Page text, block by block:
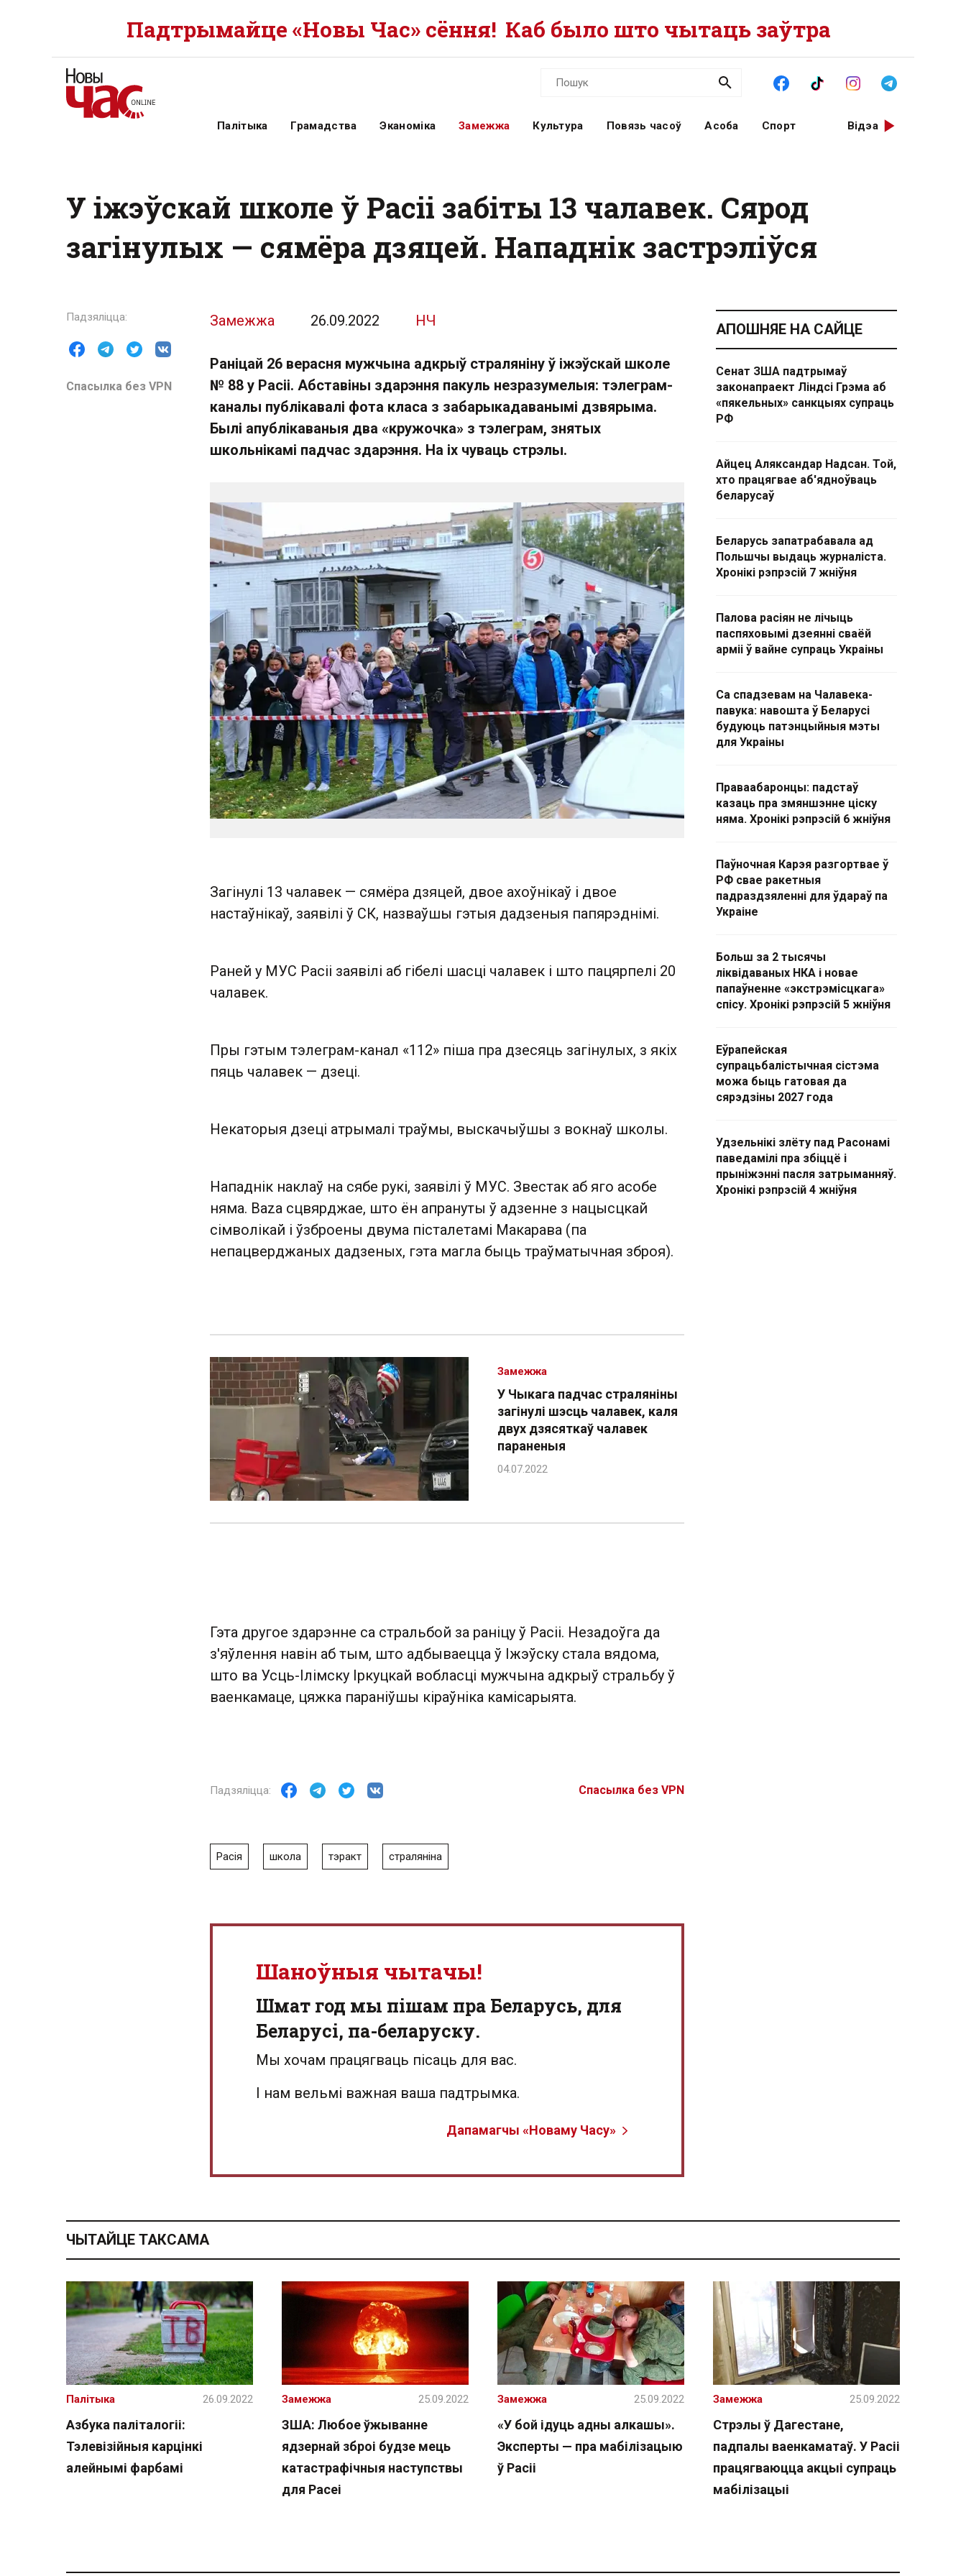
Падтрымайце «Новы Час» сёння! Каб было што чытаць заўтра
Палітыка Грамадства Эканоміка Замежжа Культура Повязь часоў Асоба Спорт Відэа
У іжэўскай школе ў Расіі забіты 13 чалавек. Сярод
загінулых — сямёра дзяцей. Нападнік застрэліўся
Спасылка без VPN
Замежжа 26.09.2022 НЧ
Раніцай 26 верасня мужчына адкрыў страляніну ў іжэўскай школе
№ 88 у Расіі. Абставіны здарэння пакуль незразумелыя: тэлеграм-
каналы публікавалі фота класа з забарыкадаванымі дзвярыма.
Былі апублікаваныя два «кружочка» з тэлеграм, знятых
школьнікамі падчас здарэння. На іх чуваць стрэлы.
Загінулі 13 чалавек — сямёра дзяцей, двое ахоўнікаў і двое
настаўнікаў, заявілі ў СК, назваўшы гэтыя дадзеныя папярэднімі.
Раней у МУС Расіі заявілі аб гібелі шасці чалавек і што пацярпелі 20
чалавек.
Пры гэтым тэлеграм-канал «112» піша пра дзесяць загінулых, з якіх
пяць чалавек — дзеці.
Некаторыя дзеці атрымалі траўмы, выскачыўшы з вокнаў школы.
Нападнік наклаў на сябе рукі, заявілі ў МУС. Звестак аб яго асобе
няма. Baza сцвярджае, што ён апрануты ў адзенне з нацысцкай
сімволікай і ўзброены двума пісталетамі Макарава (па
непацверджаных дадзеных, гэта магла быць траўматычная зброя).
У Чыкага падчас страляніны
загінулі шэсць чалавек, каля
двух дзясяткаў чалавек
параненыя
Замежжа
Гэта другое здарэнне са стральбой за раніцу ў Расіі. Незадоўга да
з'яўлення навін аб тым, што адбываецца ў Іжэўску стала вядома,
што ва Усць-Ілімску Іркуцкай вобласці мужчына адкрыў стральбу ў
ваенкамаце, цяжка параніўшы кіраўніка камісарыята.
Спасылка без VPN
Расія школа тэракт страляніна
Шаноўныя чытачы!
Шмат год мы пішам пра Беларусь, для
Беларусі, па-беларуску.
Мы хочам працягваць пісаць для вас.
І нам вельмі важная ваша падтрымка.
Дапамагчы «Новаму Часу»
АПОШНЯЕ НА САЙЦЕ
Сенат ЗША падтрымаў
законапраект Ліндсі Грэма аб
«пякельных» санкцыях супраць
РФ
Айцец Аляксандар Надсан. Той,
хто працягвае аб'ядноўваць
беларусаў
Беларусь запатрабавала ад
Польшчы выдаць журналіста.
Хронікі рэпрэсій 7 жніўня
Палова расіян не лічыць
паспяховымі дзеянні сваёй
арміі ў вайне супраць Украіны
Са спадзевам на Чалавека-
павука: навошта ў Беларусі
будуюць патэнцыйныя мэты
для Украіны
Праваабаронцы: падстаў
казаць пра змяншэнне ціску
няма. Хронікі рэпрэсій 6 жніўня
Паўночная Карэя разгортвае ў
РФ свае ракетныя
падраздзяленні для ўдараў па
Украіне
Больш за 2 тысячы
ліквідаваных НКА і новае
папаўненне «экстрэмісцкага»
спісу. Хронікі рэпрэсій 5 жніўня
Еўрапейская
супрацьбалістычная сістэма
можа быць гатовая да
сярэдзіны 2027 года
Удзельнікі злёту пад Расонамі
паведамілі пра збіццё і
прыніжэнні пасля затрыманняў.
Хронікі рэпрэсій 4 жніўня
ЧЫТАЙЦЕ ТАКСАМА
Азбука паліталогіі:
Тэлевізійныя карцінкі
алейнымі фарбамі
Палітыка 26.09.2022
ЗША: Любое ўжыванне
ядзернай зброі будзе мець
катастрафічныя наступствы
для Расеі
Замежжа 25.09.2022
«У бой ідуць адны алкашы».
Эксперты — пра мабілізацыю
ў Расіі
Замежжа 25.09.2022
Стрэлы ў Дагестане,
падпалы ваенкаматаў. У Расіі
працягваюцца акцыі супраць
мабілізацыі
Замежжа 25.09.2022